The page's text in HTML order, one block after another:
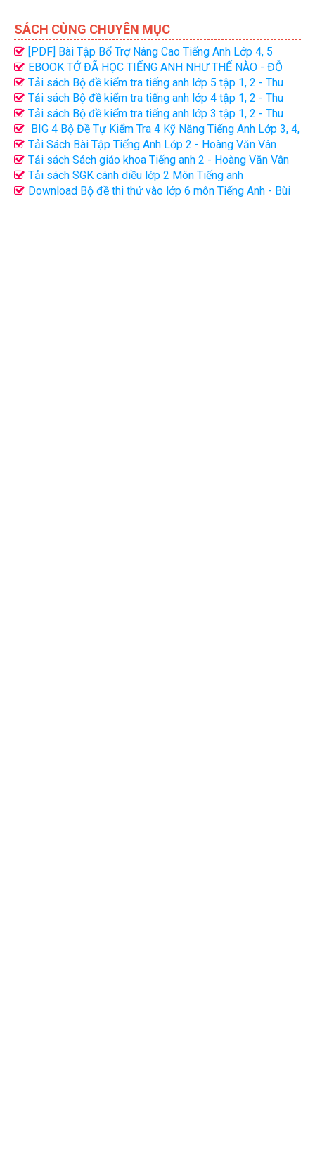
SÁCH CÙNG CHUYÊN MỤC
[PDF] Bài Tập Bổ Trợ Nâng Cao Tiếng Anh Lớp 4, 5
EBOOK TỚ ĐÃ HỌC TIẾNG ANH NHƯ THẾ NÀO - ĐỖ
NHẬT NAM
Tải sách Bộ đề kiểm tra tiếng anh lớp 5 tập 1, 2 - Thu
Huế | PDF + CD
Tải sách Bộ đề kiểm tra tiếng anh lớp 4 tập 1, 2 - Thu
Huế | PDF + CD
Tải sách Bộ đề kiểm tra tiếng anh lớp 3 tập 1, 2 - Thu
Huế | PDF + CD
BIG 4 Bộ Đề Tự Kiểm Tra 4 Kỹ Năng Tiếng Anh Lớp 3, 4,
5 (tập 1, tập 2) PDF
Tải Sách Bài Tập Tiếng Anh Lớp 2 - Hoàng Văn Vân
Tải sách Sách giáo khoa Tiếng anh 2 - Hoàng Văn Vân
(PDF)Tải sách SGK cánh diều lớp 2 Môn Tiếng anh
Download Bộ đề thi thử vào lớp 6 môn Tiếng Anh - Bùi